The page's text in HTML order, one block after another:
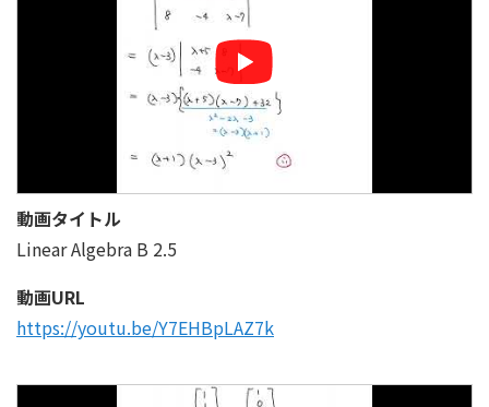
動画タイトル
Linear Algebra B 2.5
動画URL
https://youtu.be/Y7EHBpLAZ7k